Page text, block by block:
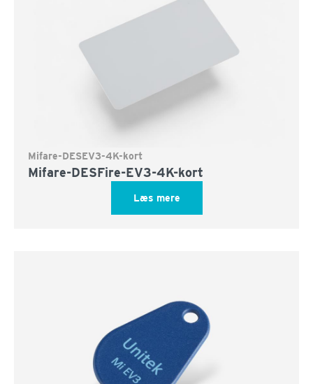
Mifare-DESEV3-4K-kort
Mifare-DESFire-EV3-4K-kort
Læs mere